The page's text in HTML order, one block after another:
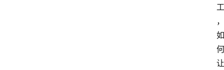
工
，
如
何
让